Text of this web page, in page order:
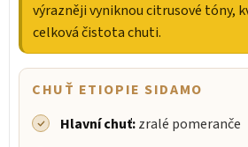
výrazněji vyniknou citrusové tóny,
celková čistota chuti.
CHUŤ ETIOPIE SIDAMO
Hlavní chuť:zralé pomeranče